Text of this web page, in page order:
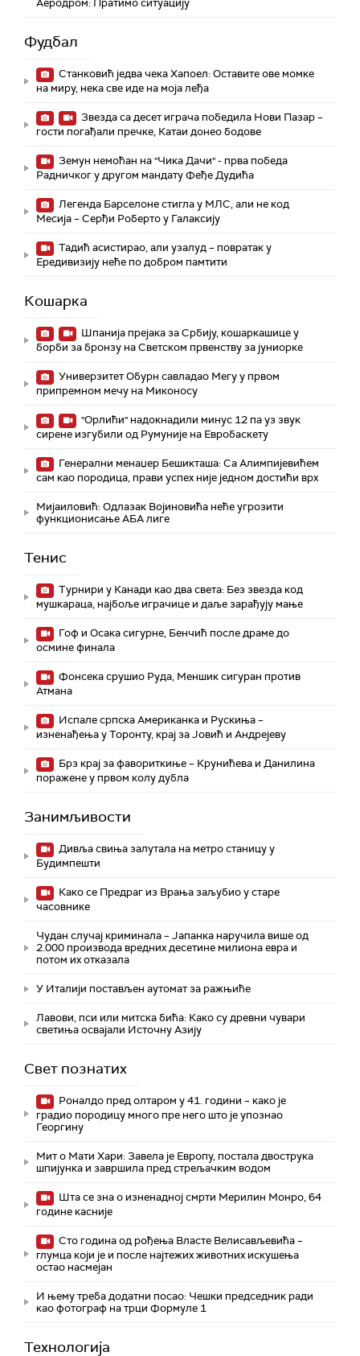
Аеродром: Пратимо ситуацију
Фудбал
Станковић једва чека Хапоел: Оставите ове момке
на миру, нека све иде на моја леђа
Звезда са десет играча победила Нови Пазар –
гости погађали пречке, Катаи донео бодове
Земун немоћан на "Чика Дачи" - прва победа
Радничког у другом мандату Феђе Дудића
Легенда Барселоне стигла у МЛС, али не код
Месија – Серђи Роберто у Галаксију
Тадић асистирао, али узалуд – повратак у
Ередивизију неће по добром памтити
Кошарка
Шпанија прејакa за Србију, кошаркашице у
борби за бронзу на Светском првенству за јуниорке
Универзитет Обурн савладао Мегу у првом
припремном мечу на Миконосу
"Орлићи" надокнадили минус 12 па уз звук
сирене изгубили од Румуније на Евробаскету
Генерални менаџер Бешикташа: Са Алимпијевићем
сам као породица, прави успех није једном достићи врх
Мијаиловић: Одлазак Војиновића неће угрозити
функционисање АБА лиге
Тенис
Турнири у Канади као два света: Без звезда код
мушкараца, најбоље играчице и даље зарађују мање
Гоф и Осака сигурне, Бенчић после драме до
осмине финала
Фонсека срушио Руда, Меншик сигуран против
Атмана
Испале српска Американка и Рускиња –
изненађења у Торонту, крај за Јовић и Андрејеву
Брз крај за фавориткиње – Крунићева и Данилина
поражене у првом колу дубла
Занимљивости
Дивља свиња залутала на метро станицу у
Будимпешти
Како се Предраг из Врања заљубио у старе
часовнике
Чудан случај криминала – Јапанка наручила више од
2.000 производа вредних десетине милиона евра и
потом их отказала
У Италији постављен аутомат за ражњиће
Лавови, пси или митска бића: Како су древни чувари
светиња освајали Источну Азију
Свет познатих
Роналдо пред олтаром у 41. години – како је
градио породицу много пре него што је упознао
Георгину
Мит о Мати Хари: Завела је Европу, постала двострука
шпијунка и завршила пред стрељачким водом
Шта се зна о изненадној смрти Мерилин Монро, 64
године касније
Сто година од рођења Власте Велисављевића –
глумца који је и после најтежих животних искушења
остао насмејан
И њему треба додатни посао: Чешки председник ради
као фотограф на трци Формуле 1
Технологијa